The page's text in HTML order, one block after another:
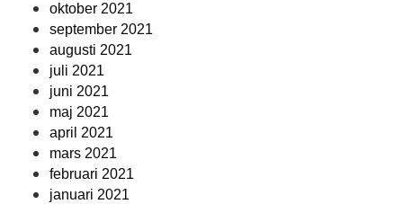
oktober 2021
september 2021
augusti 2021
juli 2021
juni 2021
maj 2021
april 2021
mars 2021
februari 2021
januari 2021